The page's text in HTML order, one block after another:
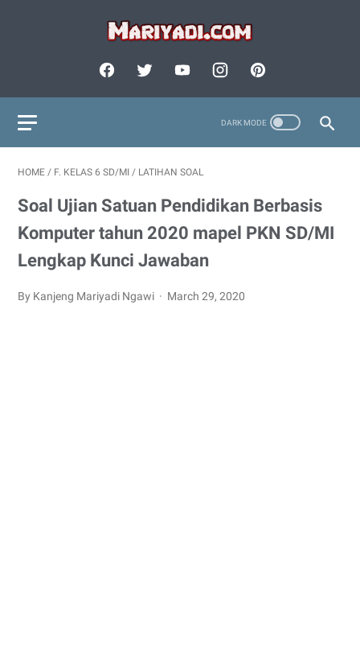
HOME / F. KELAS 6 SD/MI / LATIHAN SOAL
Soal Ujian Satuan Pendidikan Berbasis
Komputer tahun 2020 mapel PKN SD/MI
Lengkap Kunci Jawaban
By Kanjeng Mariyadi Ngawi March 29, 2020